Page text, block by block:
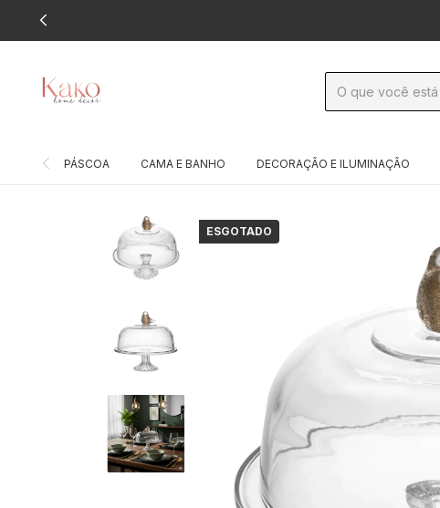
PÁSCOA CAMA E BANHO DECORAÇÃO E ILUMINAÇÃO
ESGOTADO